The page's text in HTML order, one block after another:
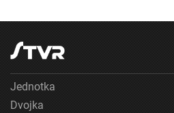
Jednotka
Dvojka